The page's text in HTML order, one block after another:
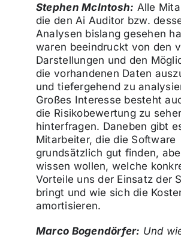
Stephen McIntosh: Alle
die den Ai Auditor bzw.
Analysen bislang gesehen
waren beeindruckt von den
Darstellungen und den
die vorhandenen Daten
und tiefergehend zu
Großes Interesse besteht
die Risikobewertung zu
hinterfragen. Daneben gibt
Mitarbeiter, die die Software
grundsätzlich gut finden,
wissen wollen, welche
Vorteile uns der Einsatz der
bringt und wie sich die
amortisieren.
Marco Bogendörfer: Und